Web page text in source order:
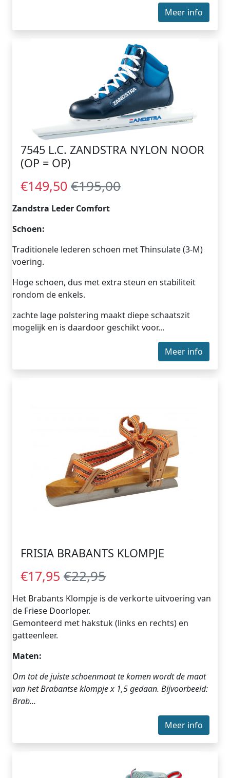
Meer info
7545 L.C. ZANDSTRA NYLON NOOR
(OP = OP)
€149,50 €195,00
Zandstra Leder Comfort
Schoen:
Traditionele lederen schoen met Thinsulate (3-M)
voering.
Hoge schoen, dus met extra steun en stabiliteit
rondom de enkels.
zachte lage polstering maakt diepe schaatszit
mogelijk en is daardoor geschikt voor...
Meer info
FRISIA BRABANTS KLOMPJE
€17,95 €22,95
Het Brabants Klompje is de verkorte uitvoering van
de Friese Doorloper.
Gemonteerd met hakstuk (links en rechts) en
gatteenleer.
Maten:
Om tot de juiste schoenmaat te komen wordt de maat
van het Brabantse klompje x 1,5 gedaan. Bijvoorbeeld:
Brab...
Meer info